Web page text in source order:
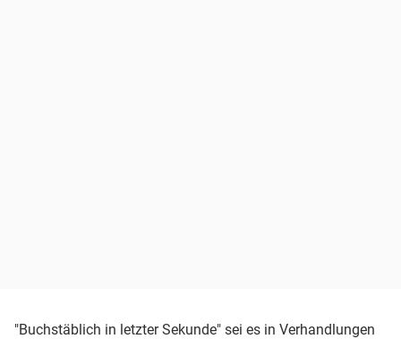
"Buchstäblich in letzter Sekunde" sei es in Verhandlungen